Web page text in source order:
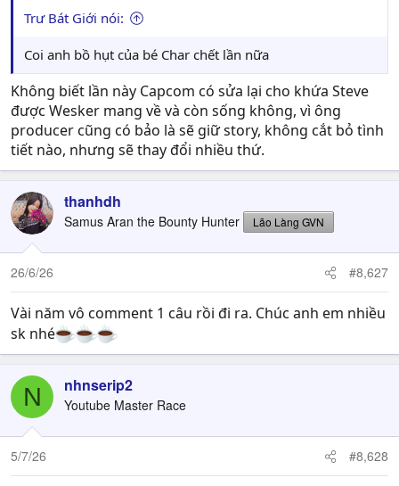
Trư Bát Giới nói:
Coi anh bồ hụt của bé Char chết lần nữa
Không biết lần này Capcom có sửa lại cho khứa Steve
được Wesker mang về và còn sống không, vì ông
producer cũng có bảo là sẽ giữ story, không cắt bỏ tình
tiết nào, nhưng sẽ thay đổi nhiều thứ.
thanhdh
Samus Aran the Bounty Hunter Lão Làng GVN
26/6/26 #8,627
Vài năm vô comment 1 câu rồi đi ra. Chúc anh em nhiều
sk nhé
N nhnserip2
Youtube Master Race
5/7/26 #8,628